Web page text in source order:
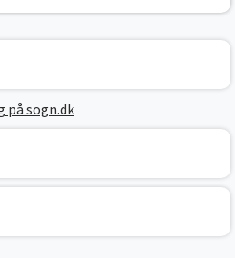
på sogn.dk